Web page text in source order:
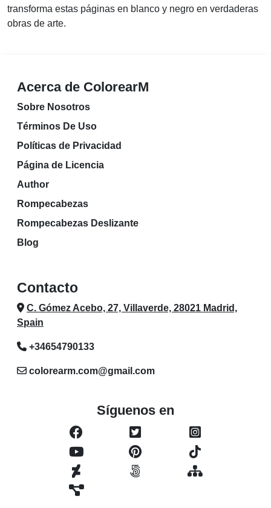
transforma estas páginas en blanco y negro en verdaderas
obras de arte.
Acerca de ColorearM
Sobre Nosotros
Términos De Uso
Políticas de Privacidad
Página de Licencia
Author
Rompecabezas
Rompecabezas Deslizante
Blog
Contacto
C. Gómez Acebo, 27, Villaverde, 28021 Madrid,
Spain
+34654790133
colorearm.com@gmail.com
Síguenos en